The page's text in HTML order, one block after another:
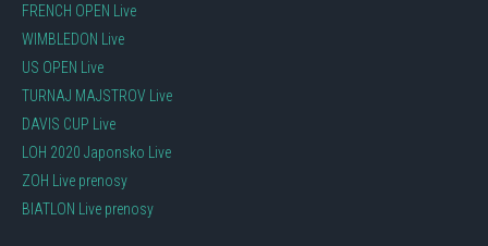
FRENCH OPEN Live
WIMBLEDON Live
US OPEN Live
TURNAJ MAJSTROV Live
DAVIS CUP Live
LOH 2020 Japonsko Live
ZOH Live prenosy
BIATLON Live prenosy